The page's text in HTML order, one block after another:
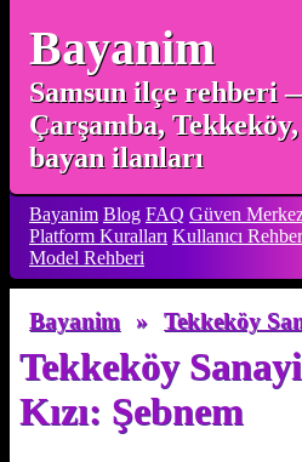
Bayanim
Samsun ilçe rehberi
Çarşamba, Tekkeköy,
bayan ilanları
Bayanim Blog FAQ Güven
Platform Kuralları Kullanıcı
Model Rehberi
Bayanim » Tekkeköy
Tekkeköy
Kızı: Şebnem